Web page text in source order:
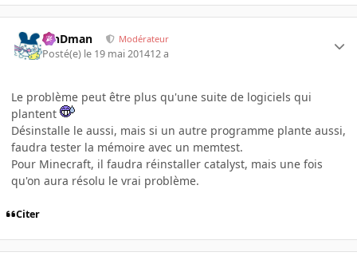
RinDman Modérateur
Posté(e) le 19 mai 201412 a
Le problème peut être plus qu'une suite de logiciels qui
plantent
Désinstalle le aussi, mais si un autre programme plante aussi,
faudra tester la mémoire avec un memtest.
Pour Minecraft, il faudra réinstaller catalyst, mais une fois
qu'on aura résolu le vrai problème.
Citer